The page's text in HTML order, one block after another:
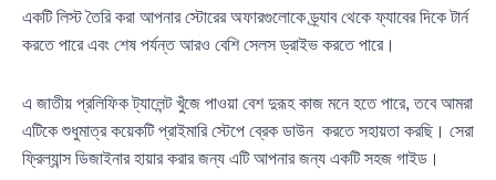
একটি লিস্ট তৈরি করা আপনার স্টোরের অফারগুলোকে ড্র্যাব থেকে ফ্যাবের দিকে টার্ন
করতে পারে এবং শেষ পর্যন্ত আরও বেশি সেলস ড্রাইভ করতে পারে।
এ জাতীয় প্রলিফিক ট্যালেন্ট খুঁজে পাওয়া বেশ দুরূহ কাজ মনে হতে পারে, তবে আমরা
এটিকে শুধুমাত্র কয়েকটি প্রাইমারি স্টেপে ব্রেক ডাউন করতে সহায়তা করছি। সেরা
ফ্রিল্যান্স ডিজাইনার হায়ার করার জন্য এটি আপনার জন্য একটি সহজ গাইড।